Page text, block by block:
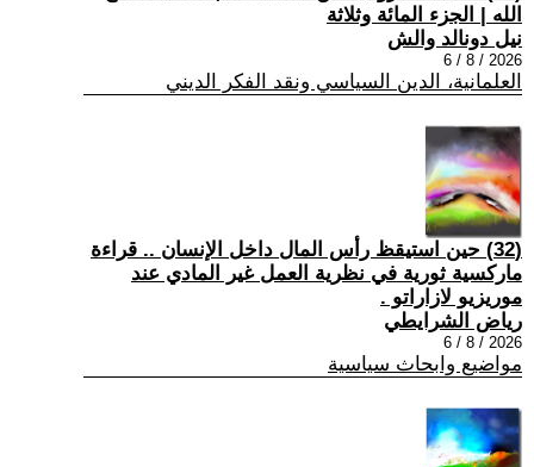
الله | الجزء المائة وثلاثة
نيل دونالد والش
2026 / 8 / 6
العلمانية، الدين السياسي ونقد الفكر الديني
(32) حين استيقظ رأس المال داخل الإنسان .. قراءة
ماركسية ثورية في نظرية العمل غير المادي عند
موريزيو لازاراتو .
رياض الشرايطي
2026 / 8 / 6
مواضيع وابحاث سياسية